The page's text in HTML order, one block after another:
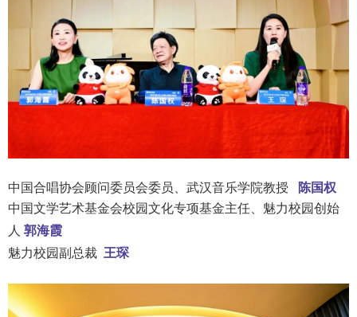
中国合唱协会顾问委员会委员、武汉音乐学院教授
陈国权
中国文学艺术基金会校园文化专项基金主任、魅力校园创始
人 郭海霞
魅力校园副总裁 王琛